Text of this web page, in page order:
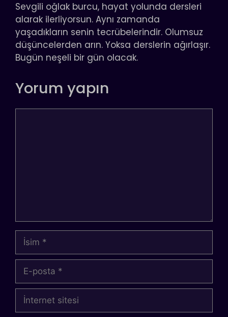
Sevgili oğlak burcu, hayat yolunda dersleri
alarak ilerliyorsun. Aynı zamanda
yaşadıkların senin tecrübelerindir. Olumsuz
düşüncelerden arın. Yoksa derslerin ağırlaşır.
Bugün neşeli bir gün olacak.
Yorum yapın
İsim
posta
İnternet
sitesi